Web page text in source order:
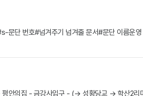
단 번호#넘겨주기 넘겨줄 문서#문단 이름운영
안의집 - 금강사입구 - (→ 성황당교 → 학산2